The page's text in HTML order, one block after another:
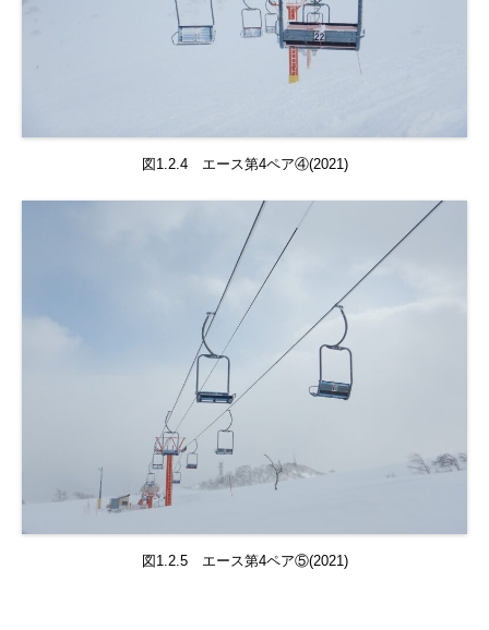
図1.2.4 エース第4ペア④(2021)
図1.2.5 エース第4ペア⑤(2021)